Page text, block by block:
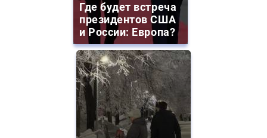
Где будет встреча
президентов США
и России: Европа?